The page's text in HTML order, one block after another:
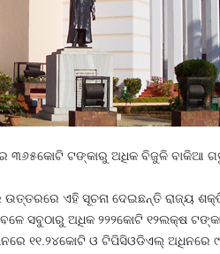
ଟଙ୍କାରୁ ଅଧିକ ବିଜୁଳି ବାକିଆ
ଉତ୍ତରରେ ଏହି ସୂଚନା ଦେଇଛନ୍ତି ରାଜ୍ୟ
ସବୁଠାରୁ ଅଧିକ ୨୨୨କୋଟି ୧୨ଲକ୍ଷ
୧୧.୨୪କୋଟି ଓ ଟିପିସିଓଡିଏଲ୍‍